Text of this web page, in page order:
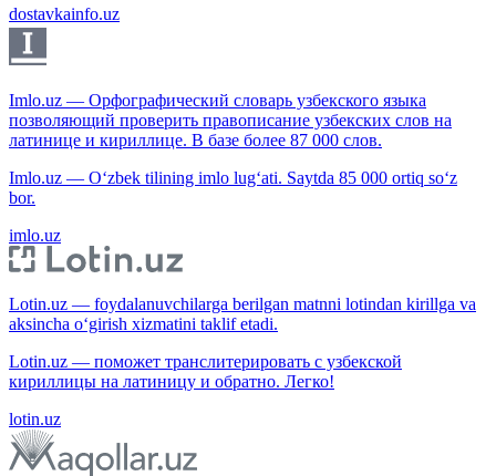
dostavkainfo.uz
Imlo.uz — Орфографический словарь узбекского языка
позволяющий проверить правописание узбекских слов на
латинице и кириллице. В базе более 87 000 слов.
Imlo.uz — O‘zbek tilining imlo lug‘ati. Saytda 85 000 ortiq so‘z
bor.
imlo.uz
Lotin.uz — foydalanuvchilarga berilgan matnni lotindan kirillga va
aksincha o‘girish xizmatini taklif etadi.
Lotin.uz — поможет транслитерировать с узбекской
кириллицы на латиницу и обратно. Легко!
lotin.uz